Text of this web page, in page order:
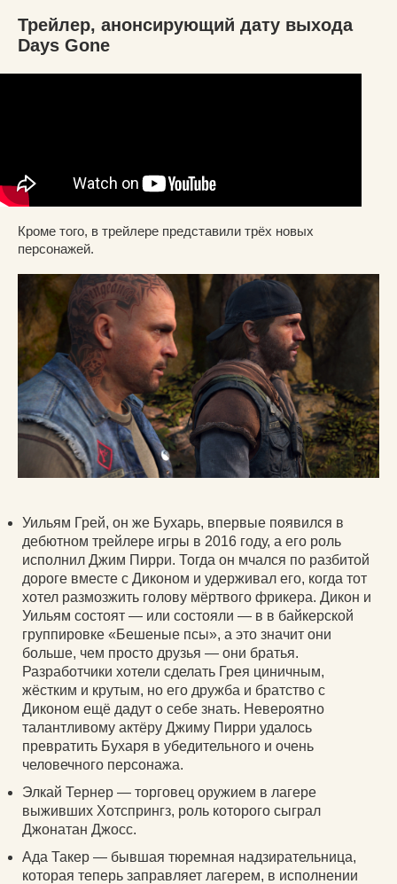
Трейлер, анонсирующий дату выхода
Days Gone
Кроме того, в трейлере представили трёх новых
персонажей.
Уильям Грей, он же Бухарь, впервые появился в
дебютном трейлере игры в 2016 году, а его роль
исполнил Джим Пирри. Тогда он мчался по разбитой
дороге вместе с Диконом и удерживал его, когда тот
хотел размозжить голову мёртвого фрикера. Дикон и
Уильям состоят — или состояли — в в байкерской
группировке «Бешеные псы», а это значит они
больше, чем просто друзья — они братья.
Разработчики хотели сделать Грея циничным,
жёстким и крутым, но его дружба и братство с
Диконом ещё дадут о себе знать. Невероятно
талантливому актёру Джиму Пирри удалось
превратить Бухаря в убедительного и очень
человечного персонажа.
Элкай Тернер — торговец оружием в лагере
выживших Хотспрингз, роль которого сыграл
Джонатан Джосс.
Ада Такер — бывшая тюремная надзирательница,
которая теперь заправляет лагерем, в исполнении